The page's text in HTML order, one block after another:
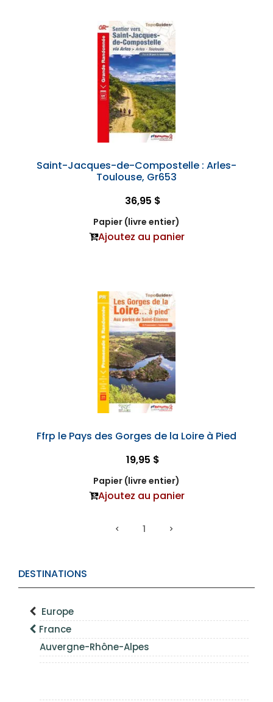
DESTINATIONS
Europe
France
Auvergne-Rhône-Alpes
Saint-Jacques-de-Compostelle : Arles-
Toulouse, Gr653
36,95 $
Papier (livre entier)
Ajoutez au panier
Ffrp le Pays des Gorges de la Loire à Pied
19,95 $
Papier (livre entier)
Ajoutez au panier
1